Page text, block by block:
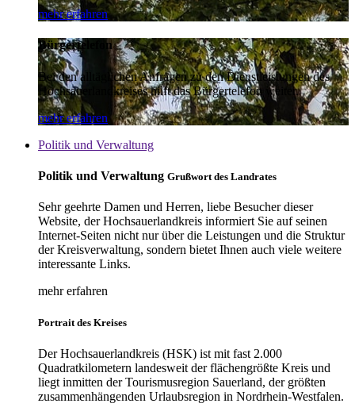
mehr erfahren
Bürgertelefon
Bei den alltäglichen Anfragen zu den Dienstleistungen des
Hochsauerlandkreises hilft das Bürgertelefon weiter.
mehr erfahren
Politik und Verwaltung
Politik und Verwaltung Grußwort des Landrates
Sehr geehrte Damen und Herren, liebe Besucher dieser
Website, der Hochsauerlandkreis informiert Sie auf seinen
Internet-Seiten nicht nur über die Leistungen und die Struktur
der Kreisverwaltung, sondern bietet Ihnen auch viele weitere
interessante Links.
mehr erfahren
Portrait des Kreises
Der Hochsauerlandkreis (HSK) ist mit fast 2.000
Quadratkilometern landesweit der flächengrößte Kreis und
liegt inmitten der Tourismusregion Sauerland, der größten
zusammenhängenden Urlaubsregion in Nordrhein-Westfalen.